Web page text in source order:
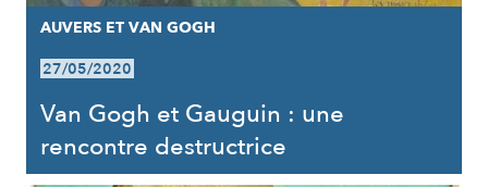
AUVERS ET VAN GOGH
27/05/2020
Van Gogh et Gauguin : une
rencontre destructrice